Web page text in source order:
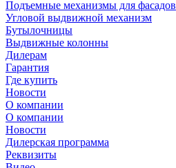
Подъемные механизмы для фасадов
Угловой выдвижной механизм
Бутылочницы
Выдвижные колонны
Дилерам
Гарантия
Где купить
Новости
О компании
О компании
Новости
Дилерская программа
Реквизиты